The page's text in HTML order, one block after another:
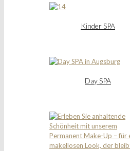
Kinder SPA
Day SPA